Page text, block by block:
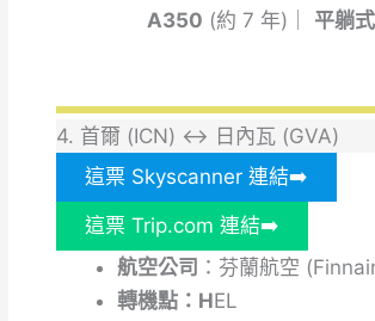
A350 (約 7 年)｜ 平躺
4. 首爾 (ICN) ↔ 日內瓦 (GVA)
這票 Skyscanner 連結➡️
這票 Trip.com 連結➡️
航空公司 ：芬蘭航空
轉機點：HEL